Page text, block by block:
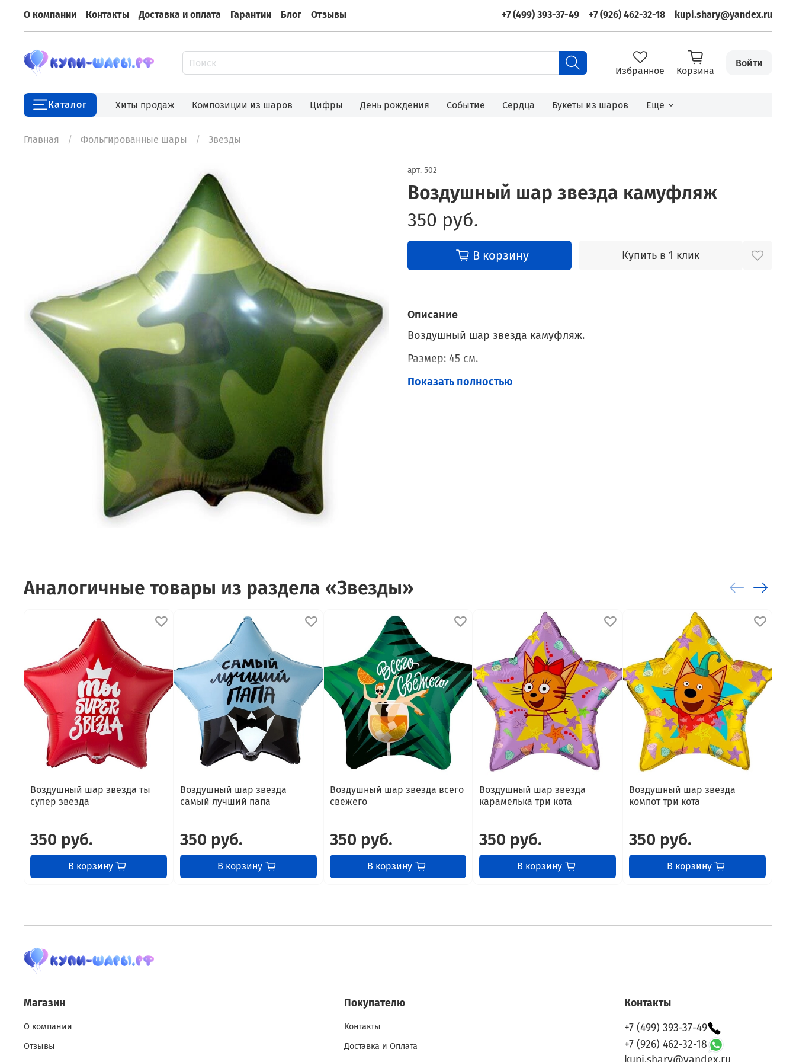
О компании Контакты Доставка и оплата Гарантии Блог Отзывы +7 (499) 393-37-49 +7 (926) 462-32-18 kupi.shary@yandex.ru
Избранное Корзина
Войти
Каталог Хиты продаж Композиции из шаров Цифры День рождения Событие Сердца Букеты из шаров Еще
Главная Фольгированные шары Звезды
арт. 502
Воздушный шар звезда камуфляж
350 руб.
В корзину Купить в 1 клик
Описание
Воздушный шар звезда камуфляж.
Размер: 45 см.
Наполнение: Гелий.
Показать полностью
Аналогичные товары из раздела «Звезды»
Воздушный шар звезда ты
супер звезда
350 руб.
В корзину
Воздушный шар звезда
самый лучший папа
350 руб.
В корзину
Воздушный шар звезда всего
свежего
350 руб.
В корзину
Воздушный шар звезда
карамелька три кота
350 руб.
В корзину
Воздушный шар звезда
компот три кота
350 руб.
В корзину
Магазин
О компании
Отзывы
Покупателю
Контакты
Доставка и Оплата
Контакты
+7 (499) 393-37-49
+7 (926) 462-32-18